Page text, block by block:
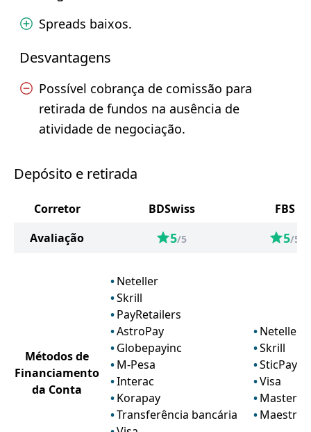
Spreads baixos.
Desvantagens
Possível cobrança de comissão para
retirada de fundos na ausência de
atividade de negociação.
Depósito e retirada
Corretor BDSwiss
FBS
Avaliação
5/5 5/5
Métodos de
Financiamento
da Conta
Neteller
Skrill
PayRetailers
AstroPay
Globepayinc
M-Pesa
Interac
Korapay
Transferência bancária
Neteller
Skrill
SticPay
Visa
Maestro